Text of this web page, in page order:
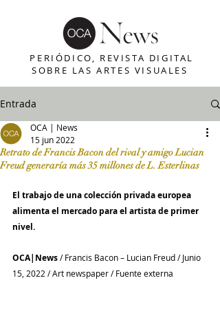
PERIÓDICO, REVISTA DIGITAL
SOBRE LAS ARTES VISUALES
Entrada
Retrato de Francis Bacon del rival y amigo Lucian
Freud generaría más 35 millones de L. Esterlinas
OCA | News
15 jun 2022
El trabajo de una colección privada europea
alimenta el mercado para el artista de primer
nivel.
OCA|News / Francis Bacon – Lucian Freud / Junio
15, 2022 / Art newspaper / Fuente externa